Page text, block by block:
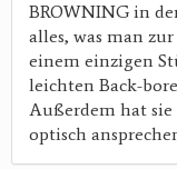
BROWNING in
alles, was man
einem einzigen
leichten Back-
Außerdem hat sie
optisch